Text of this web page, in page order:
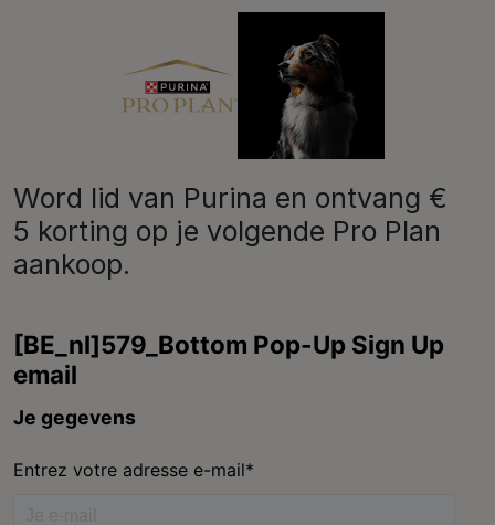
Word lid van Purina en ontvang €
5 korting op je volgende Pro Plan
aankoop.
facebook instagram youtube